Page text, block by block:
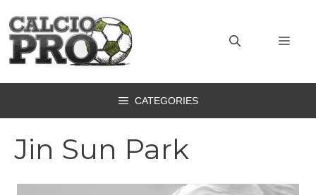
contenuto
CATEGORIES
Jin Sun Park